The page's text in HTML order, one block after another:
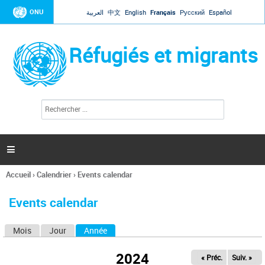
Jump to navigation
ONU العربية 中文 English Français Русский Español
Réfugiés et migrants
l
c
h
e

Vous
ici
Accueil›Calendrier› Events calendar
Events calendar
Mois Jour Année
2024 « Préc. Suiv. »